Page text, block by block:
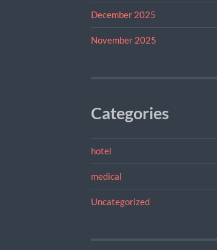
December 2025
November 2025
Categories
hotel
medical
Uncategorized